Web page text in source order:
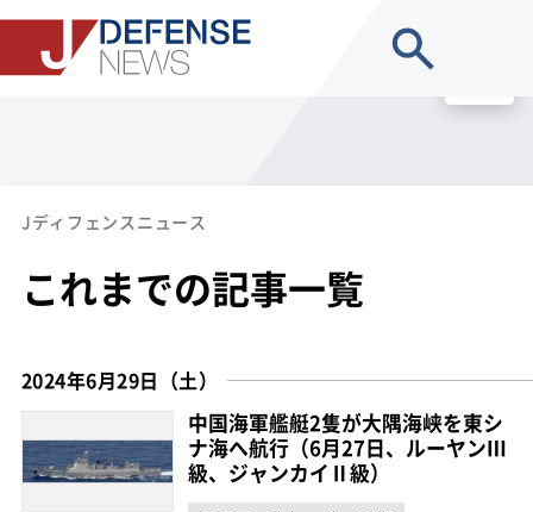
Jディフェンスニュース
これまでの記事一覧
2024年6月29日（土）
中国海軍艦艇2隻が大隅海峡を東シ
ナ海へ航行（6月27日、ルーヤンⅢ
級、ジャンカイⅡ級）